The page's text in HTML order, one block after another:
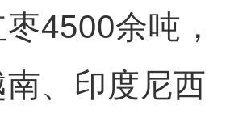
4500余吨，
、印度尼西